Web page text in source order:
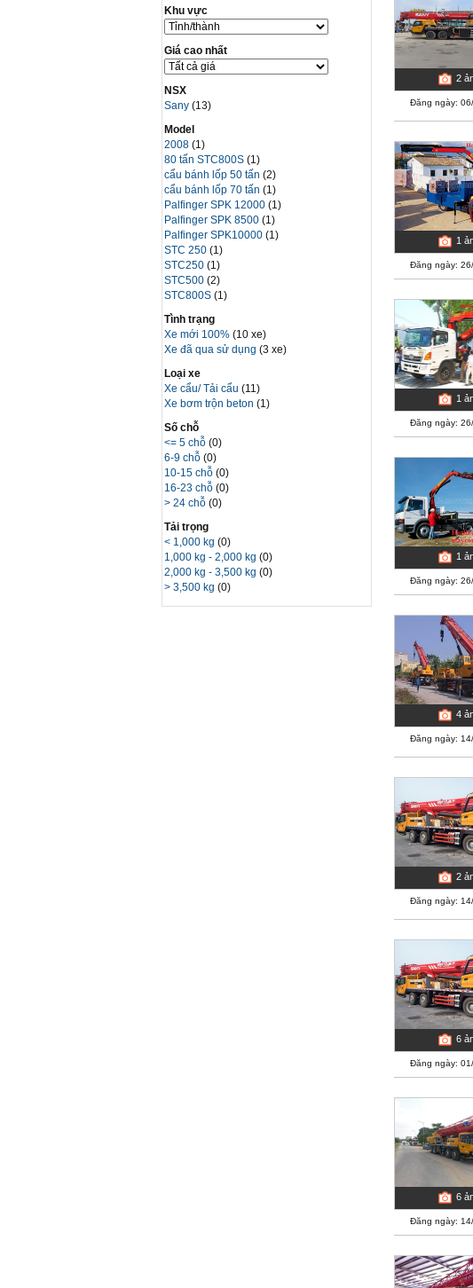
Khu vực
Giá cao nhất
NSX
Sany(13)
Model
2008(1)
80 tấn STC800S(1)
cẩu bánh lốp 50 tấn(2)
cẩu bánh lốp 70 tấn(1)
Palfinger SPK 12000(1)
Palfinger SPK 8500(1)
Palfinger SPK10000(1)
STC 250(1)
STC250(1)
STC500(2)
STC800S(1)
Tình trạng
Xe mới 100% (10 xe)
Xe đã qua sử dụng (3 xe)
Loại xe
Xe cẩu/ Tải cẩu(11)
Xe bơm trộn beton(1)
Số chỗ
<= 5 chỗ(0)
6-9 chỗ(0)
10-15 chỗ(0)
16-23 chỗ(0)
> 24 chỗ(0)
Tải trọng
< 1,000 kg(0)
1,000 kg - 2,000 kg(0)
2,000 kg - 3,500 kg(0)
> 3,500 kg(0)
2
Đăng ngày:
1
Đăng ngày:
1
Đăng ngày:
1
Đăng ngày:
4
Đăng ngày:
2
Đăng ngày:
6
Đăng ngày:
6
Đăng ngày: